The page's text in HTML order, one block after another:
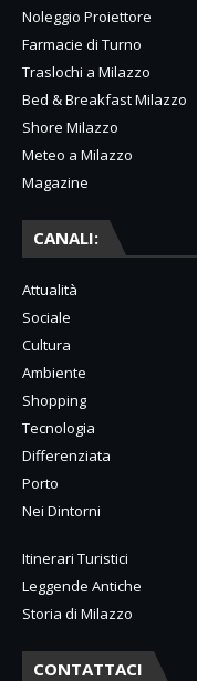
Noleggio Proiettore
Farmacie di Turno
Traslochi a Milazzo
Bed & Breakfast Milazzo
Shore Milazzo
Meteo a Milazzo
Magazine
CANALI:
Attualità
Sociale
Cultura
Ambiente
Shopping
Tecnologia
Differenziata
Porto
Nei Dintorni
Itinerari Turistici
Leggende Antiche
Storia di Milazzo
CONTATTACI